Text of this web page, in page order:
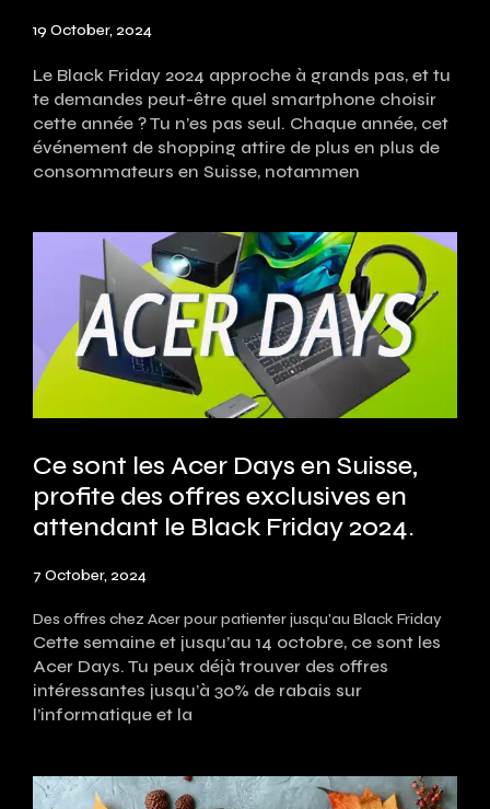
19 October, 2024
Le Black Friday 2024 approche à grands pas, et tu
te demandes peut-être quel smartphone choisir
cette année ? Tu n’es pas seul. Chaque année, cet
événement de shopping attire de plus en plus de
consommateurs en Suisse, notammen
Ce sont les Acer Days en Suisse,
profite des offres exclusives en
attendant le Black Friday 2024.
7 October, 2024
Des offres chez Acer pour patienter jusqu'au Black Friday
Cette semaine et jusqu’au 14 octobre, ce sont les
Acer Days. Tu peux déjà trouver des offres
intéressantes jusqu’à 30% de rabais sur
l’informatique et la